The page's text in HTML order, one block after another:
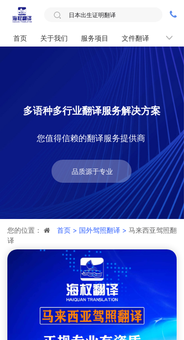
首页 关于我们 服务项目 文件翻译 联系我
多语种多行业翻译服务解决方案
您值得信赖的翻译服务提供商
品质源于专业
您的位置： 首页 > 国外驾照翻译 > 马来西亚驾照翻
译